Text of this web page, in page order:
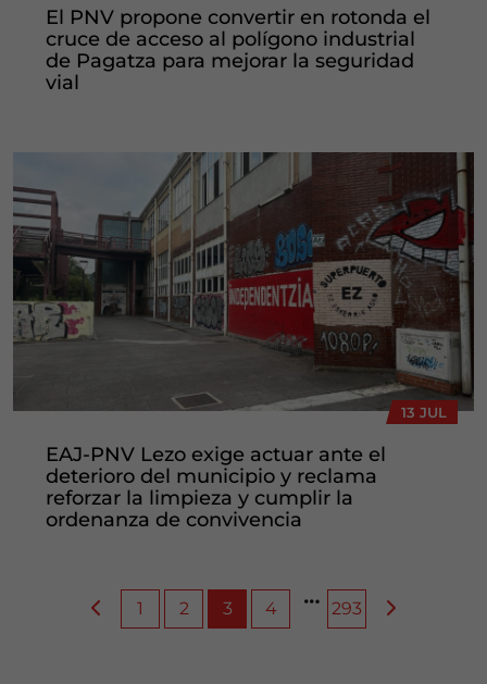
El PNV propone convertir en rotonda el
cruce de acceso al polígono industrial
de Pagatza para mejorar la seguridad
vial
13 JUL
EAJ-PNV Lezo exige actuar ante el
deterioro del municipio y reclama
reforzar la limpieza y cumplir la
ordenanza de convivencia
1 2 3 4 293